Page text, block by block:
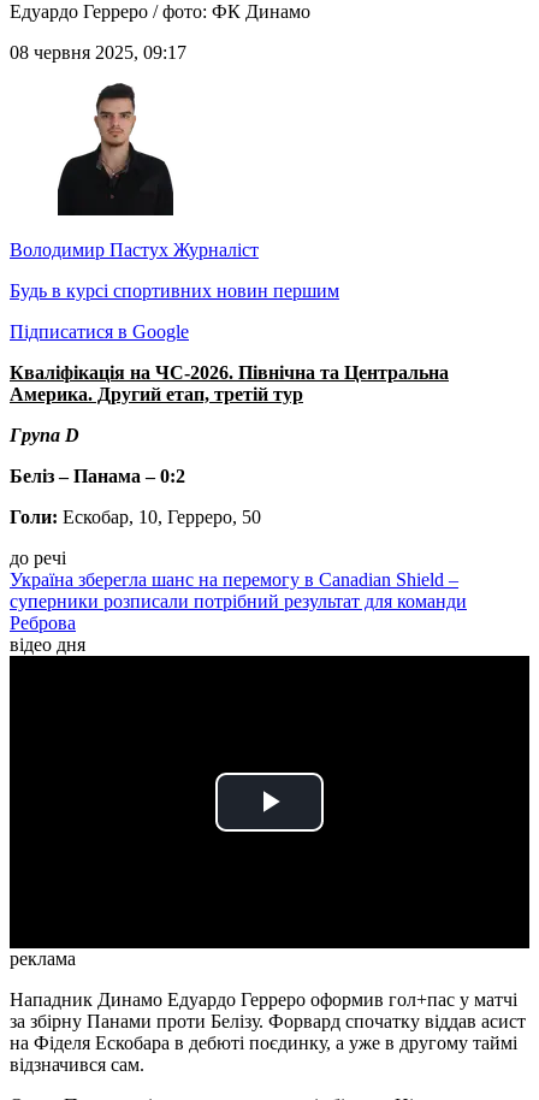
Едуардо Герреро / фото: ФК Динамо
08 червня 2025, 09:17
Володимир Пастух Журналіст
Будь в курсі спортивних новин першим
Підписатися в Google
Кваліфікація на ЧС-2026. Північна та Центральна
Америка. Другий етап, третій тур
Група D
Беліз – Панама – 0:2
Голи: Ескобар, 10, Герреро, 50
до речі
Україна зберегла шанс на перемогу в Canadian Shield –
суперники розписали потрібний результат для команди
Реброва
відео дня
Play
реклама
Нападник Динамо Едуардо Герреро оформив гол+пас у матчі
за збірну Панами проти Белізу. Форвард спочатку віддав асист
на Фіделя Ескобара в дебюті поєдинку, а уже в другому таймі
відзначився сам.